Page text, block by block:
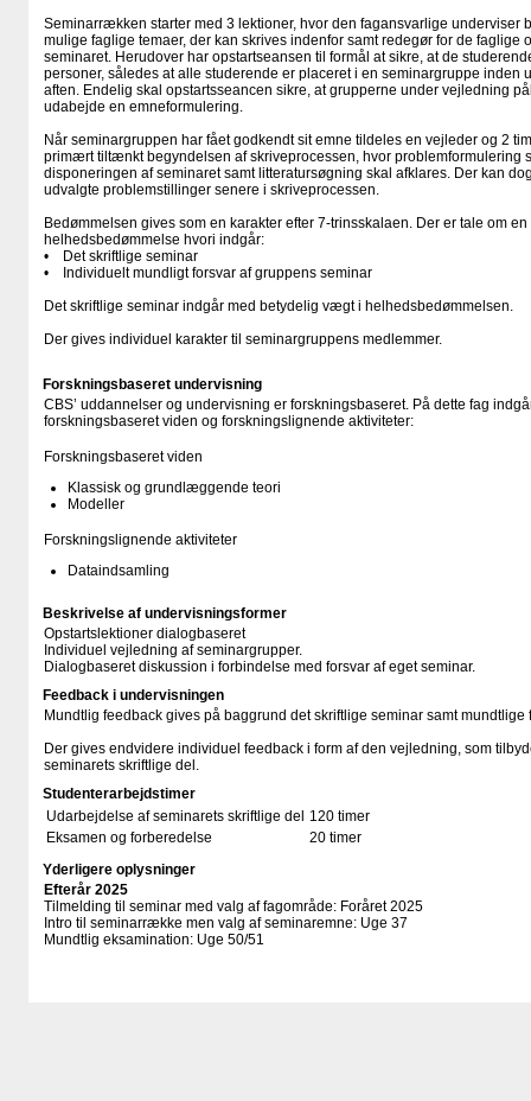
Seminarrækken starter med 3 lektioner, hvor den fagansvarlige underviser
mulige faglige temaer, der kan skrives indenfor samt redegør for de faglige
seminaret. Herudover har opstartseansen til formål at sikre, at de
personer, således at alle studerende er placeret i en seminargruppe inden
aften. Endelig skal opstartsseancen sikre, at grupperne under vejledning
udabejde en emneformulering.
Når seminargruppen har fået godkendt sit emne tildeles en vejleder og 2
primært tiltænkt begyndelsen af skriveprocessen, hvor problemformulering
disponeringen af seminaret samt litteratursøgning skal afklares. Der kan
udvalgte problemstillinger senere i skriveprocessen.
Bedømmelsen gives som en karakter efter 7-trinsskalaen. Der er tale om en
helhedsbedømmelse hvori indgår:
• Det skriftlige seminar
• Individuelt mundligt forsvar af gruppens seminar
Det skriftlige seminar indgår med betydelig vægt i helhedsbedømmelsen.
Der gives individuel karakter til seminargruppens medlemmer.
Forskningsbaseret undervisning
CBS’ uddannelser og undervisning er forskningsbaseret. På dette fag
forskningsbaseret viden og forskningslignende aktiviteter:
Forskningsbaseret viden
Klassisk og grundlæggende teori
Modeller
Forskningslignende aktiviteter
Dataindsamling
Beskrivelse af undervisningsformer
Opstartslektioner dialogbaseret
Individuel vejledning af seminargrupper.
Dialogbaseret diskussion i forbindelse med forsvar af eget seminar.
Feedback i undervisningen
Mundtlig feedback gives på baggrund det skriftlige seminar samt mundtlige
Der gives endvidere individuel feedback i form af den vejledning, som
seminarets skriftlige del.
Studenterarbejdstimer
Udarbejdelse af seminarets skriftlige del
120 timer
Eksamen og forberedelse
20 timer
Yderligere oplysninger
Efterår 2025
Tilmelding til seminar med valg af fagområde: Foråret 2025
Intro til seminarrække men valg af seminaremne: Uge 37
Mundtlig eksamination: Uge 50/51